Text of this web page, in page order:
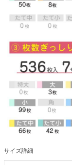
サイズ詳細